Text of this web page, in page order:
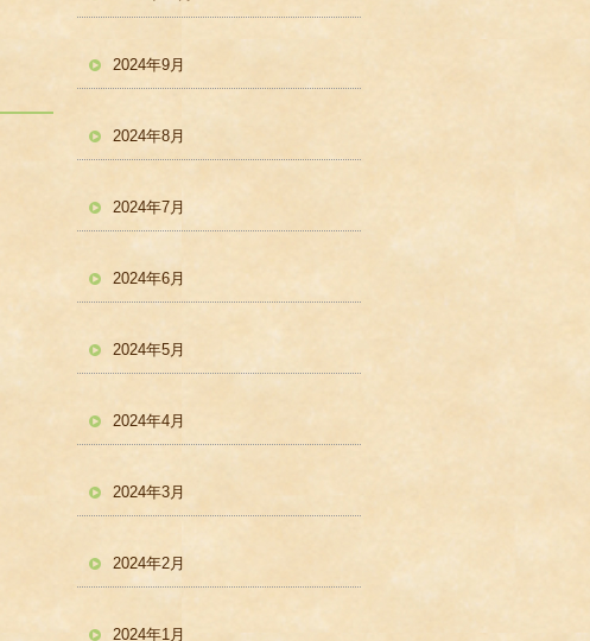
2024年9月
2024年8月
2024年7月
2024年6月
2024年5月
2024年4月
2024年3月
2024年2月
2024年1月